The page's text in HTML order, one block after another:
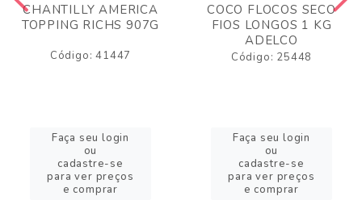
CHANTILLY AMERICA
TOPPING RICHS 907G
Código: 41447
Faça seu login
ou
cadastre-se
para ver preços
e comprar
COCO FLOCOS SECO
FIOS LONGOS 1 KG
ADELCO
Código: 25448
Faça seu login
ou
cadastre-se
para ver preços
e comprar